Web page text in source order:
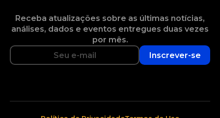
Receba atualizações sobre as últimas notícias,
análises, dados e eventos entregues duas vezes
por mês.
Inscrever-se